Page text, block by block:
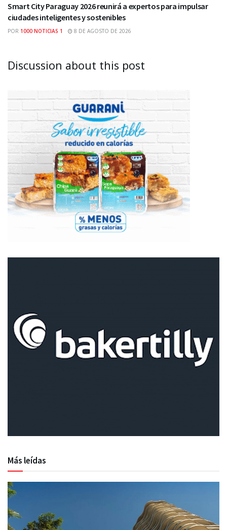
Smart City Paraguay 2026 reunirá a expertos para impulsar
ciudades inteligentes y sostenibles
POR 1000 NOTICIAS 1 8 DE AGOSTO DE 2026
Discussion about this post
Más leídas